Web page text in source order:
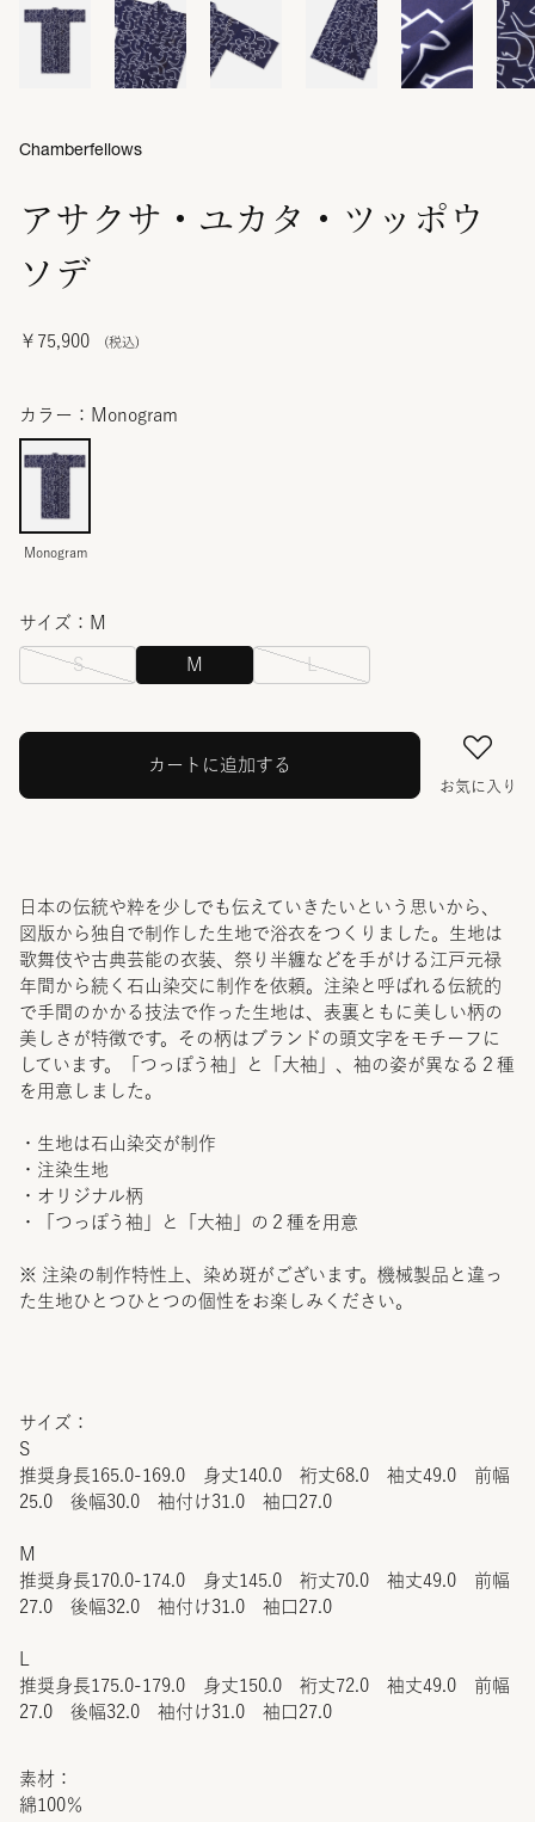
アサクサ・ユカタ・ツッポウ
ソデ
￥75,900
Chamberfellows
カラー：Monogram
Monogram
サイズ：M
S M L
カートに追加する
お気に入り
日本の伝統や粋を少しでも伝えていきたいという思いから、
図版から独自で制作した生地で浴衣をつくりました。生地は
歌舞伎や古典芸能の衣装、祭り半纏などを手がける江戸元禄
年間から続く石山染交に制作を依頼。注染と呼ばれる伝統的
で手間のかかる技法で作った生地は、表裏ともに美しい柄の
美しさが特徴です。その柄はブランドの頭文字をモチーフに
しています。「つっぽう袖」と「大袖」、袖の姿が異なる２種
を用意しました。
・生地は石山染交が制作
・注染生地
・オリジナル柄
・「つっぽう袖」と「大袖」の２種を用意
※ 注染の制作特性上、染め斑がございます。機械製品と違っ
た生地ひとつひとつの個性をお楽しみください。
サイズ：
S
推奨身長165.0-169.0 身丈140.0 裄丈68.0 袖丈49.0 前幅
25.0 後幅30.0 袖付け31.0 袖口27.0
M
推奨身長170.0-174.0 身丈145.0 裄丈70.0 袖丈49.0 前幅
27.0 後幅32.0 袖付け31.0 袖口27.0
推奨身長175.0-179.0 身丈150.0 裄丈72.0 袖丈49.0 前幅
27.0 後幅32.0 袖付け31.0 袖口27.0
素材：
綿100％